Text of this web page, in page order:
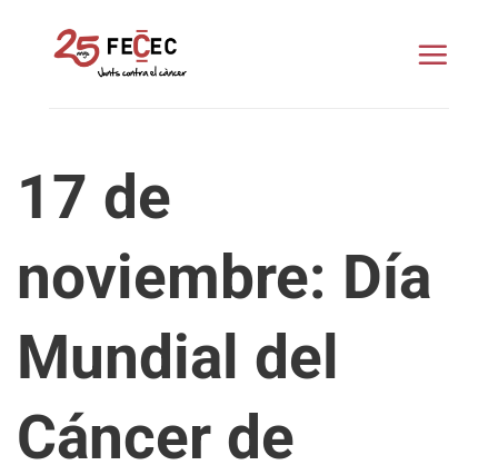
contenido
17 de
noviembre: Día
Mundial del
Cáncer de